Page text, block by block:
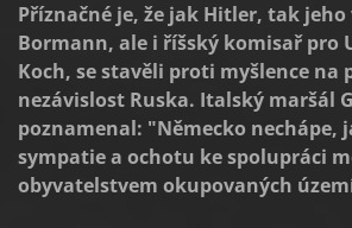
Příznačné je, že jak Hitler, tak
Bormann, ale i říšský komisař pro
Koch, se stavěli proti myšlence na
nezávislost Ruska. Italský maršál
poznamenal: "Německo nechápe,
sympatie a ochotu ke spolupráci
obyvatelstvem okupovaných